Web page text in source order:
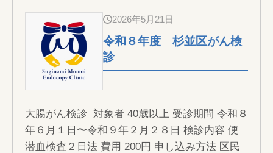
2026年5月21日
令和８年度 杉並区がん検
診
大腸がん検診 対象者 40歳以上 受診期間 令和８
年６月１日〜令和９年２月２８日 検診内容 便
潜血検査２日法 費用 200円 申し込み方法 区民